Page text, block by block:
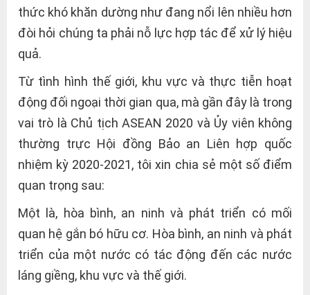
thức khó khăn dường như đang nổi lên nhiều hơn
đòi hỏi chúng ta phải nỗ lực hợp tác để xử lý hiệu
quả.
Từ tình hình thế giới, khu vực và thực tiễn hoạt
động đối ngoại thời gian qua, mà gần đây là trong
vai trò là Chủ tịch ASEAN 2020 và Ủy viên không
thường trực Hội đồng Bảo an Liên hợp quốc
nhiệm kỳ 2020-2021, tôi xin chia sẻ một số điểm
quan trọng sau:
Một là, hòa bình, an ninh và phát triển có mối
quan hệ gắn bó hữu cơ. Hòa bình, an ninh và phát
triển của một nước có tác động đến các nước
láng giềng, khu vực và thế giới.